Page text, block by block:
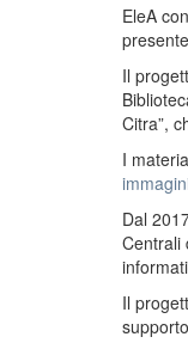
EleA
Il
Citra”,
I
Dal
Centrali
Il